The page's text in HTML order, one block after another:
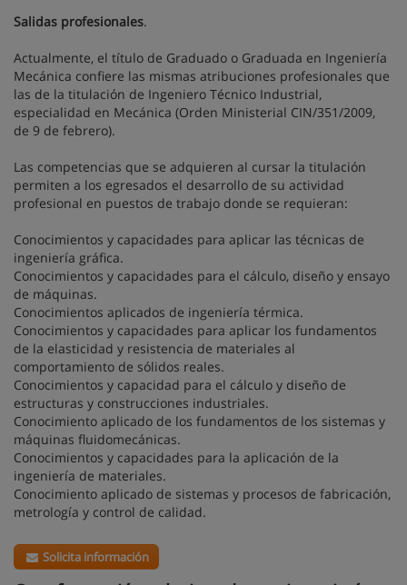
Salidas profesionales.
Actualmente, el título de Graduado o Graduada en Ingeniería
Mecánica confiere las mismas atribuciones profesionales que
las de la titulación de Ingeniero Técnico Industrial,
especialidad en Mecánica (Orden Ministerial CIN/351/2009,
de 9 de febrero).
Las competencias que se adquieren al cursar la titulación
permiten a los egresados el desarrollo de su actividad
profesional en puestos de trabajo donde se requieran:
Conocimientos y capacidades para aplicar las técnicas de
ingeniería gráfica.
Conocimientos y capacidades para el cálculo, diseño y ensayo
de máquinas.
Conocimientos aplicados de ingeniería térmica.
Conocimientos y capacidades para aplicar los fundamentos
de la elasticidad y resistencia de materiales al
comportamiento de sólidos reales.
Conocimientos y capacidad para el cálculo y diseño de
estructuras y construcciones industriales.
Conocimiento aplicado de los fundamentos de los sistemas y
máquinas fluidomecánicas.
Conocimientos y capacidades para la aplicación de la
ingeniería de materiales.
Conocimiento aplicado de sistemas y procesos de fabricación,
metrología y control de calidad.
Solicita información